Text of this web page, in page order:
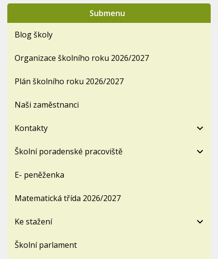
Submenu
Blog školy
Organizace školního roku 2026/2027
Plán školního roku 2026/2027
Naši zaměstnanci
Kontakty
Školní poradenské pracoviště
E- peněženka
Matematická třída 2026/2027
Ke stažení
Školní parlament